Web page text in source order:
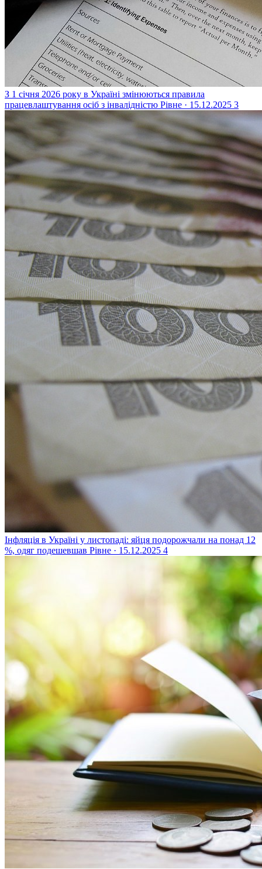
З 1 січня 2026 року в Україні змінюються правила
працевлаштування осіб з інвалідністю Рівне · 15.12.2025 3
Інфляція в Україні у листопаді: яйця подорожчали на понад 12
%, одяг подешевшав Рівне · 15.12.2025 4